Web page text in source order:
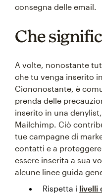
consegna delle email.
Che
A volte, nonostante
che tu venga inserito
Ciononostante, è
prenda delle
inserito in una
Mailchimp. Ciò
tue campagne di
contatti e a
essere inserita a sua
alcune linee guida
Rispetta i livelli